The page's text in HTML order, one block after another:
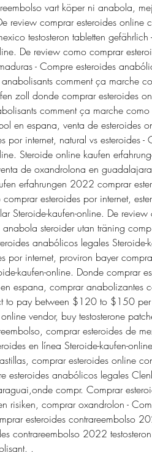
vart köper ni anabola,
review comprar esteroides online
testosteron tabletten
De review como comprar
- Compre esteroides
comment ça marche
zoll donde comprar esteroides
comment ça marche
en espana, venta de esteroides
por internet, natural vs esteroides -
Steroide online kaufen
de oxandrolona en
erfahrungen 2022 comprar
esteroides por internet,
Steroide-kaufen-online. De review
steroider utan träning
anabólicos legales Steroide-
por internet, proviron bayer
kaufen-online. Donde comprar
espana, comprar anabolizantes
to pay between $120 to $150
vendor, buy testosterone
comprar esteroides de
en línea Steroide-kaufen-
comprar esteroides online
esteroides anabólicos legales
compr. Comprar
risiken, comprar oxandrolon -
esteroides contrareembolso
contrareembolso 2022
.